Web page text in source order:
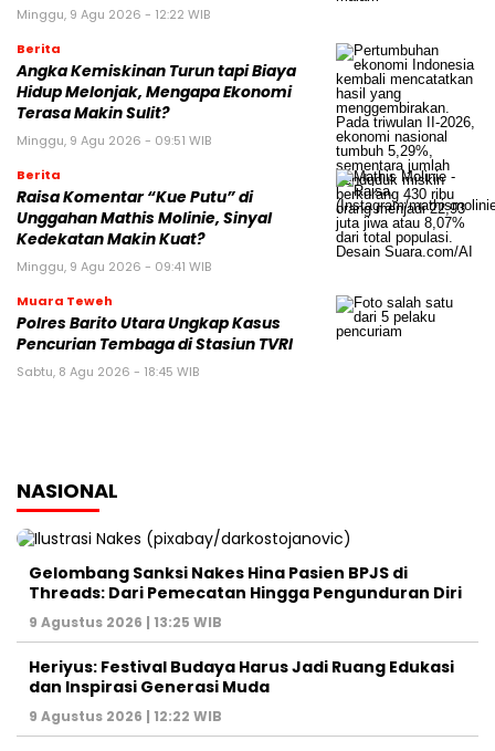
Minggu, 9 Agu 2026 - 12:22 WIB
Berita
Angka Kemiskinan Turun tapi Biaya
Hidup Melonjak, Mengapa Ekonomi
Terasa Makin Sulit?
Minggu, 9 Agu 2026 - 09:51 WIB
Berita
Raisa Komentar “Kue Putu” di
Unggahan Mathis Molinie, Sinyal
Kedekatan Makin Kuat?
Minggu, 9 Agu 2026 - 09:41 WIB
Muara Teweh
Polres Barito Utara Ungkap Kasus
Pencurian Tembaga di Stasiun TVRI
Sabtu, 8 Agu 2026 - 18:45 WIB
NASIONAL
Gelombang Sanksi Nakes Hina Pasien BPJS di
Threads: Dari Pemecatan Hingga Pengunduran Diri
9 Agustus 2026 | 13:25 WIB
Heriyus: Festival Budaya Harus Jadi Ruang Edukasi
dan Inspirasi Generasi Muda
9 Agustus 2026 | 12:22 WIB